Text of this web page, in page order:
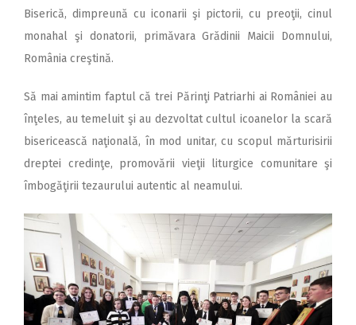
Biserică, dimpreună cu iconarii şi pictorii, cu preoţii, cinul
monahal şi donatorii, primăvara Grădinii Maicii Domnului,
România creştină.
Să mai amintim faptul că trei Părinţi Patriarhi ai României au
înţeles, au temeluit şi au dezvoltat cultul icoanelor la scară
bisericească naţională, în mod unitar, cu scopul mărturisirii
dreptei credinţe, promovării vieţii liturgice comunitare şi
îmbogăţirii tezaurului autentic al neamului.